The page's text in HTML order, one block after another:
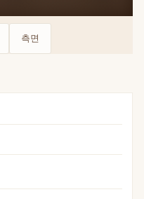
수술 전— 모티바 가슴확대 · 정
측면